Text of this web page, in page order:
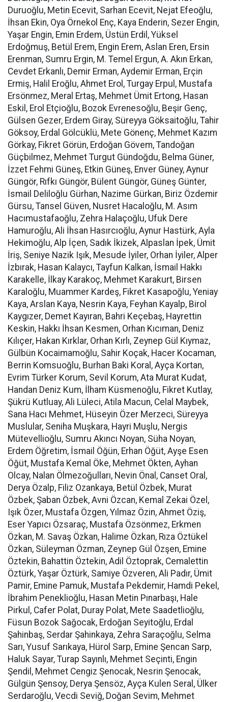
Duruoğlu, Metin Ecevit, Sarhan Ecevit, Nejat Efeoğlu,
İhsan Ekin, Oya Örnekol Enç, Kaya Enderin, Sezer Engin,
Yaşar Engin, Emin Erdem, Üstün Erdil, Yüksel
Erdoğmuş, Betül Erem, Engin Erem, Aslan Eren, Ersin
Erenman, Sumru Ergin, M. Temel Ergun, A. Akın Erkan,
Cevdet Erkanlı, Demir Erman, Aydemir Erman, Erçin
Ermiş, Halil Eroğlu, Ahmet Erol, Turgay Erpul, Mustafa
Ersönmez, Meral Ertaş, Mehmet Ümit Ertong, Hasan
Eskil, Erol Etçioğlu, Bozok Evrenesoğlu, Beşir Genç,
Gülsen Gezer, Erdem Giray, Süreyya Göksaitoğlu, Tahir
Göksoy, Erdal Gölcüklü, Mete Gönenç, Mehmet Kazım
Görkay, Fikret Görün, Erdoğan Gövem, Tandoğan
Güçbilmez, Mehmet Turgut Gündoğdu, Belma Güner,
İzzet Fehmi Güneş, Etkin Güneş, Enver Güney, Aynur
Güngör, Rıfkı Güngör, Bülent Güngör, Güneş Günter,
İsmail Deliloğlu Gürhan, Nazime Gürkan, Biriz Özdemir
Gürsu, Tansel Güven, Nusret Hacaloğlu, M. Asım
Hacımustafaoğlu, Zehra Halaçoğlu, Ufuk Dere
Hamuroğlu, Ali İhsan Hasırcıoğlu, Aynur Hastürk, Ayla
Hekimoğlu, Alp İçen, Sadık İkizek, Alpaslan İpek, Ümit
İriş, Seniye Nazik Işık, Mesude İyiler, Orhan İyiler, Alper
İzbırak, Hasan Kalaycı, Tayfun Kalkan, İsmail Hakkı
Karakelle, İlkay Karakoç, Mehmet Karakurt, Birsen
Karaloğlu, Muammer Kardeş, Fikret Kasapoğlu, Yeniay
Kaya, Arslan Kaya, Nesrin Kaya, Feyhan Kayalp, Birol
Kaygızer, Demet Kayıran, Bahri Keçebaş, Hayrettin
Keskin, Hakkı İhsan Kesmen, Orhan Kıcıman, Deniz
Kılıçer, Hakan Kırklar, Orhan Kırlı, Zeynep Gül Kıymaz,
Gülbün Kocaimamoğlu, Sahir Koçak, Hacer Kocaman,
Berrin Komsuoğlu, Burhan Baki Koral, Ayça Kortan,
Evrim Türker Korum, Sevil Korum, Ata Murat Kudat,
Handan Deniz Kum, İlham Küsmenoğlu, Fikret Kutlay,
Şükrü Kutluay, Ali Lüleci, Atila Macun, Celal Maybek,
Sana Hacı Mehmet, Hüseyin Özer Merzeci, Süreyya
Muslular, Seniha Muşkara, Hayri Muşlu, Nergis
Mütevellioğlu, Sumru Akıncı Noyan, Süha Noyan,
Erdem Öğretim, İsmail Öğün, Erhan Öğüt, Ayşe Esen
Öğüt, Mustafa Kemal Öke, Mehmet Ökten, Ayhan
Olcay, Nalan Ölmezoğulları, Nevin Önal, Canset Oral,
Derya Özalp, Filiz Ozankaya, Betül Özbek, Murat
Özbek, Şaban Özbek, Avni Özcan, Kemal Zekai Özel,
Işık Özer, Mustafa Özgen, Yılmaz Özin, Ahmet Öziş,
Eser Yapıcı Özsaraç, Mustafa Özsönmez, Erkmen
Özkan, M. Savaş Özkan, Halime Özkan, Rıza Öztükel
Özkan, Süleyman Özman, Zeynep Gül Özşen, Emine
Öztekin, Bahattin Öztekin, Adil Öztoprak, Cemalettin
Öztürk, Yaşar Öztürk, Samiye Özveren, Ali Padır, Ümit
Pamir, Emine Pamuk, Mustafa Pekdemir, Hamdi Pekel,
İbrahim Peneklioğlu, Hasan Metin Pınarbaşı, Hale
Pirkul, Cafer Polat, Duray Polat, Mete Saadetlioğlu,
Füsun Bozok Sağocak, Erdoğan Seyitoğlu, Erdal
Şahinbaş, Serdar Şahinkaya, Zehra Saraçoğlu, Selma
Sarı, Yusuf Sarıkaya, Hürol Sarp, Emine Şencan Sarp,
Haluk Sayar, Turap Sayınlı, Mehmet Seçinti, Engin
Şendil, Mehmet Cengiz Şenocak, Nesrin Şenocak,
Gülgün Şensoy, Derya Şensöz, Ayça Kulen Seral, Ülker
Serdaroğlu, Vecdi Seviğ, Doğan Sevim, Mehmet